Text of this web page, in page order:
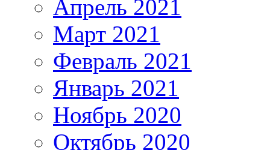
Апрель 2021
Март 2021
Февраль 2021
Январь 2021
Ноябрь 2020
Октябрь 2020